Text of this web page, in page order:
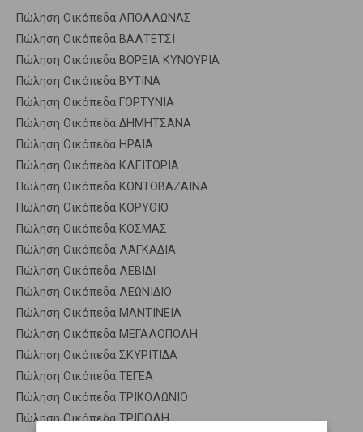
Πώληση Οικόπεδα ΑΠΟΛΛΩΝΑΣ
Πώληση Οικόπεδα ΒΑΛΤΕΤΣΙ
Πώληση Οικόπεδα ΒΟΡΕΙΑ ΚΥΝΟΥΡΙΑ
Πώληση Οικόπεδα ΒΥΤΙΝΑ
Πώληση Οικόπεδα ΓΟΡΤΥΝΙΑ
Πώληση Οικόπεδα ΔΗΜΗΤΣΑΝΑ
Πώληση Οικόπεδα ΗΡΑΙΑ
Πώληση Οικόπεδα ΚΛΕΙΤΟΡΙΑ
Πώληση Οικόπεδα ΚΟΝΤΟΒΑΖΑΙΝΑ
Πώληση Οικόπεδα ΚΟΡΥΘΙΟ
Πώληση Οικόπεδα ΚΟΣΜΑΣ
Πώληση Οικόπεδα ΛΑΓΚΑΔΙΑ
Πώληση Οικόπεδα ΛΕΒΙΔΙ
Πώληση Οικόπεδα ΛΕΩΝΙΔΙΟ
Πώληση Οικόπεδα ΜΑΝΤΙΝΕΙΑ
Πώληση Οικόπεδα ΜΕΓΑΛΟΠΟΛΗ
Πώληση Οικόπεδα ΣΚΥΡΙΤΙΔΑ
Πώληση Οικόπεδα ΤΕΓΕΑ
Πώληση Οικόπεδα ΤΡΙΚΟΛΩΝΙΟ
Πώληση Οικόπεδα ΤΡΙΠΟΛΗ